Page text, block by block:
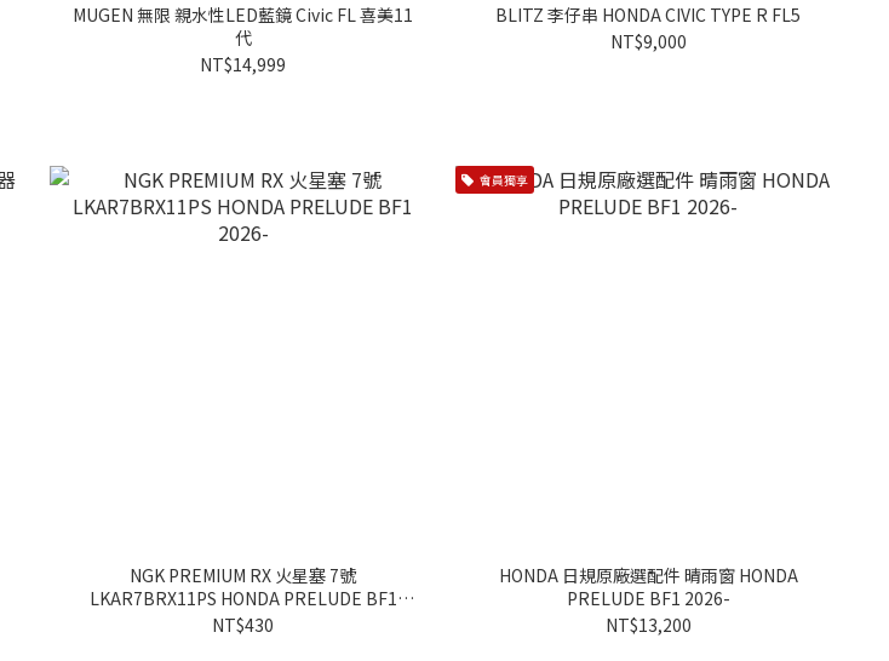
MUGEN 無限 親水性LED藍鏡 Civic FL 喜美11
代
NT$14,999
BLITZ 李仔串 HONDA CIVIC TYPE R FL5
NT$9,000
NGK PREMIUM RX 火星塞 7號
LKAR7BRX11PS HONDA PRELUDE BF1
2026-
NT$430
會員獨享
HONDA 日規原廠選配件 晴雨窗 HONDA
PRELUDE BF1 2026-
NT$13,200